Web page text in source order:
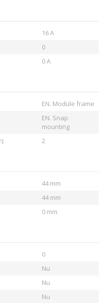
16 A
0
0 A
EN. Module frame
EN. Snap
mounting
2
44 mm
44 mm
0 mm
0
Nu
Nu
Nu